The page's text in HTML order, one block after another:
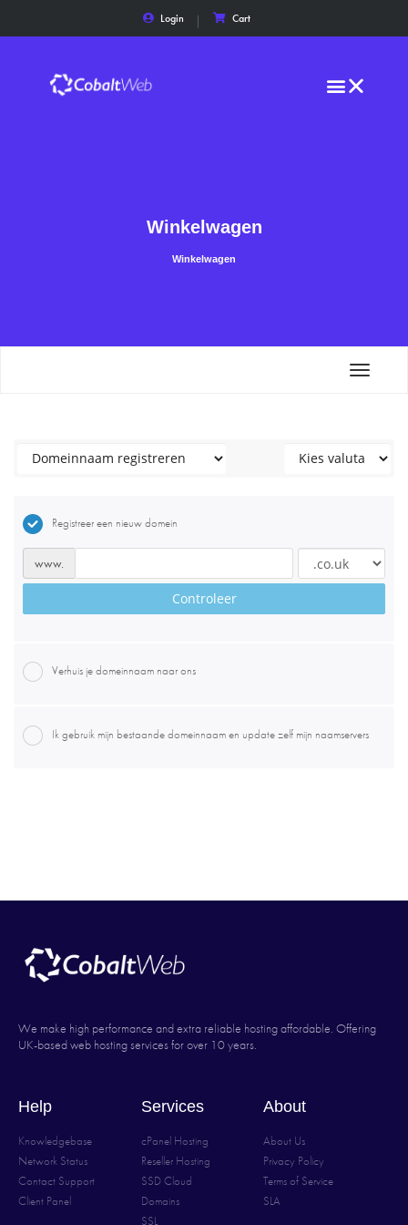
Login Cart
Winkelwagen
Winkelwagen
Toggle
Registreer een nieuw domein
www.
Controleer
Verhuis je domeinnaam naar ons
Ik gebruik mijn bestaande domeinnaam en update zelf mijn naamservers
We make high performance and extra reliable hosting affordable. Offering
UK-based web hosting services for over 10 years.
Help
Knowledgebase
Network Status
Contact Support
Client Panel
Services
cPanel Hosting
Reseller Hosting
SSD Cloud
Domains
SSL
About
About Us
Privacy Policy
Terms of Service
SLA